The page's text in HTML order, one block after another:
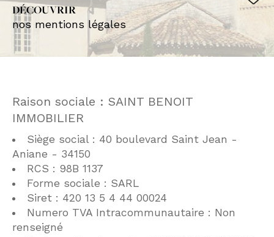
DÉCOUVRIR
nos mentions légales
Raison sociale : SAINT BENOIT
IMMOBILIER
Siège social : 40 boulevard Saint Jean -
Aniane - 34150
RCS : 98B 1137
Forme sociale : SARL
Siret : 420 13 5 4 44 00024
Numero TVA Intracommunautaire : Non
renseigné
critères
Type
d'offre
Vente
bien
Type de bien
Budget
Budget
Surface
Surface